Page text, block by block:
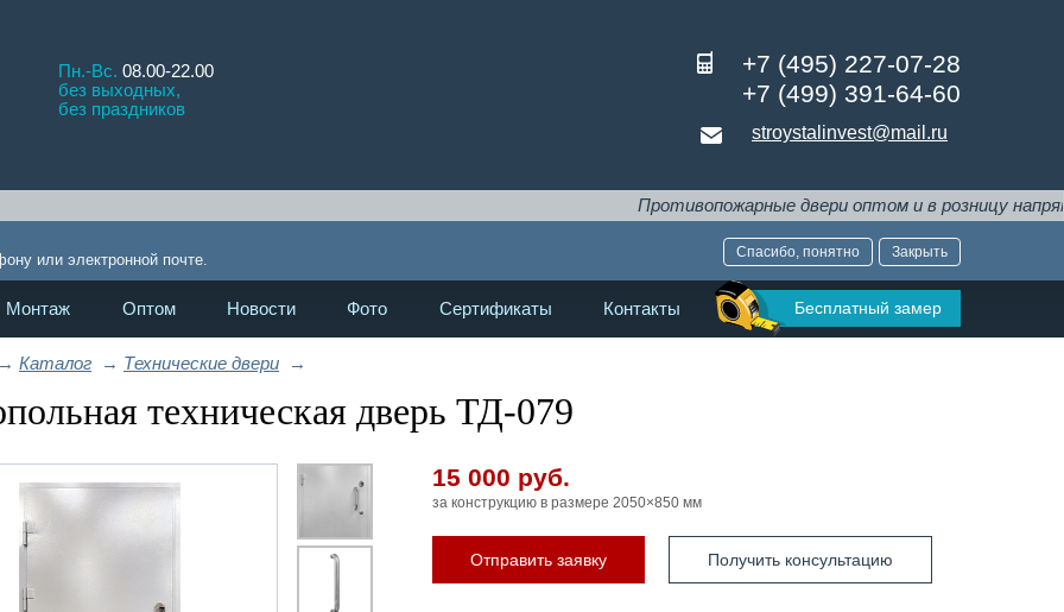
Пн.-Вс. 08.00-22.00
без выходных,
без праздников
+7 (495) 227-07-28
+7 (499) 391-64-60
stroystalinvest@mail.ru
Противопожарные двери оптом и в розницу напрямую от
или электронной почте.
Спасибо, понятно Закрыть
Монтаж Оптом Новости Фото Сертификаты Контакты Бесплатный замер
Каталог → Технические двери →
техническая дверь ТД-079
15 000 руб.
за конструкцию в размере 2050×850 мм
Отправить заявку Получить консультацию